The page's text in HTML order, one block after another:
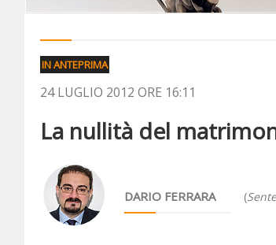
IN ANTEPRIMA
24 LUGLIO 2012 ORE 16:11
La nullità del
DARIO FERRARA (